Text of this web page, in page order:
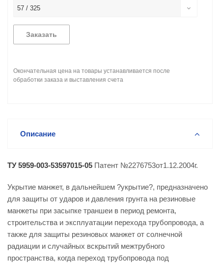
57 / 325
Заказать
Окончательная цена на товары устанавливается после
обработки заказа и выставления счета
Описание
ТУ 5959-003-53597015-05 Патент №2276753от1.12.2004г.
Укрытие манжет, в дальнейшем ?укрытие?, предназначено
для защиты от ударов и давления грунта на резиновые
манжеты при засыпке траншеи в период ремонта,
строительства и эксплуатации перехода трубопровода, а
также для защиты резиновых манжет от солнечной
радиации и случайных вскрытий межтрубного
пространства, когда переход трубопровода под